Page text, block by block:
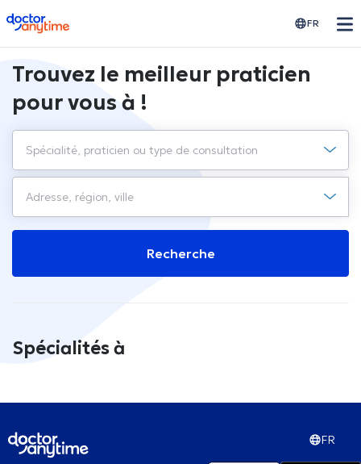
doctoranytime FR
Trouvez le meilleur praticien
pour vous à !
Recherche
Spécialités à
FR